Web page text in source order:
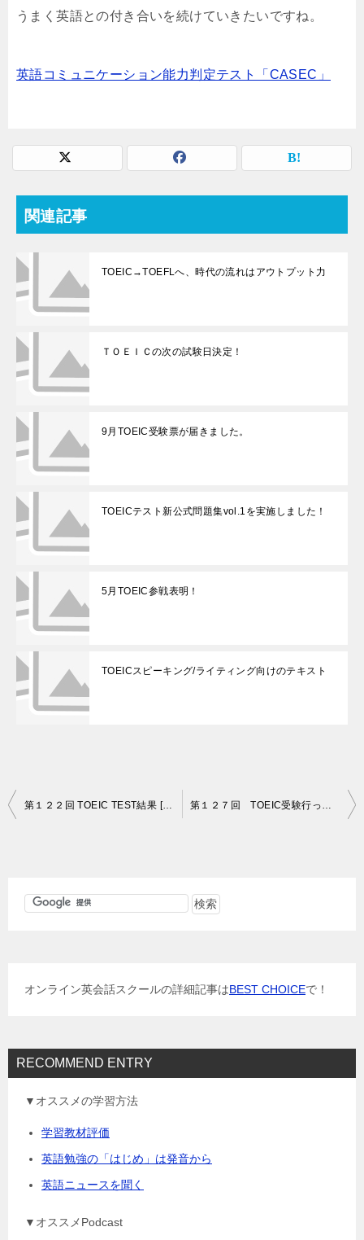
うまく英語との付き合いを続けていきたいですね。
英語コミュニケーション能力判定テスト「CASEC」
関連記事
TOEIC→TOEFLへ、時代の流れはアウトプット力
ＴＯＥＩＣの次の試験日決定！
9月TOEIC受験票が届きました。
TOEICテスト新公式問題集vol.1を実施しました！
5月TOEIC参戦表明！
TOEICスピーキング/ライティング向けのテキスト
投
第１２２回 TOEIC TEST結果 [ran 詳細]
オンライン英会話スクールの詳細記事はBEST CHOICEで！
RECOMMEND ENTRY
▼オススメの学習方法
学習教材評価
英語勉強の「はじめ」は発音から
英語ニュースを聞く
▼オススメPodcast